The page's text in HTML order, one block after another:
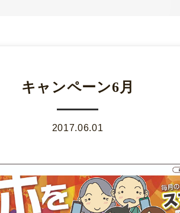
キャンペーン6月
2017.06.01